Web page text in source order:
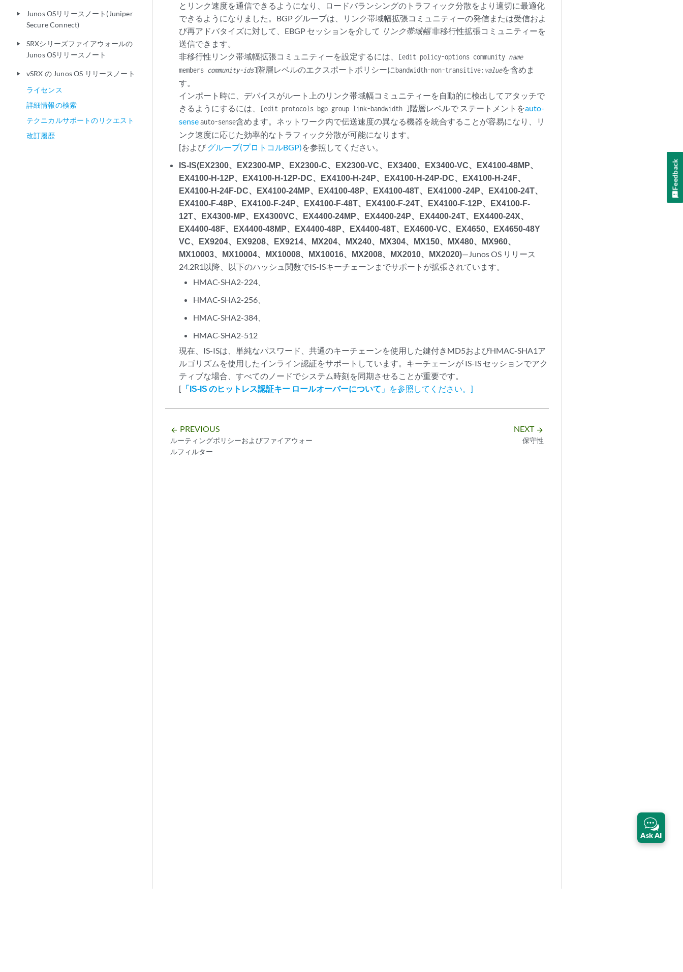
play_arrow
Junos OSリリースノート(Juniper
Secure Connect)
play_arrow
SRXシリーズファイアウォールの
Junos OSリリースノート
play_arrow
vSRX の Junos OS リリースノート
ライセンス
詳細情報の検索
テクニカルサポートのリクエスト
改訂履歴
とリンク速度を通信できるようになり、ロードバランシングのトラフィック分散をより適切に最適化
できるようになりました。BGP グループは、リンク帯域幅拡張コミュニティーの発信または受信およ
び再アドバタイズに対して、EBGP セッションを介して リンク帯域幅非移行性拡張コミュニティーを
送信できます。
非移行性リンク帯域幅拡張コミュニティーを設定するには、 [edit policy-options community name
members community-ids]階層レベルのエクスポートポリシーにbandwidth-non-transitive: valueを含めま
す。
インポート時に、デバイスがルート上のリンク帯域幅コミュニティーを自動的に検出してアタッチで
きるようにするには、 [edit protocols bgp group link-bandwidth ]階層レベルで ステートメントをauto-
sense auto-sense含めます。ネットワーク内で伝送速度の異なる機器を統合することが容易になり、リ
ンク速度に応じた効率的なトラフィック分散が可能になります。
[および グループ(プロトコルBGP)を参照してください。
IS-IS(EX2300、EX2300-MP、EX2300-C、EX2300-VC、EX3400、EX3400-VC、EX4100-48MP、
EX4100-H-12P、EX4100-H-12P-DC、EX4100-H-24P、EX4100-H-24P-DC、EX4100-H-24F、
EX4100-H-24F-DC、EX4100-24MP、EX4100-48P、EX4100-48T、EX41000 -24P、EX4100-24T、
EX4100-F-48P、EX4100-F-24P、EX4100-F-48T、EX4100-F-24T、EX4100-F-12P、EX4100-F-
12T、EX4300-MP、EX4300VC、EX4400-24MP、EX4400-24P、EX4400-24T、EX4400-24X、
EX4400-48F、EX4400-48MP、EX4400-48P、EX4400-48T、EX4600-VC、EX4650、EX4650-48Y
VC、EX9204、EX9208、EX9214、MX204、MX240、MX304、MX150、MX480、MX960、
MX10003、MX10004、MX10008、MX10016、MX2008、MX2010、MX2020)—Junos OS リリース
24.2R1以降、以下のハッシュ関数でIS-ISキーチェーンまでサポートが拡張されています。
HMAC-SHA2-224、
HMAC-SHA2-256、
HMAC-SHA2-384、
HMAC-SHA2-512
現在、IS-ISは、単純なパスワード、共通のキーチェーンを使用した鍵付きMD5およびHMAC-SHA1ア
ルゴリズムを使用したインライン認証をサポートしています。キーチェーンが IS-IS セッションでアク
ティブな場合、すべてのノードでシステム時刻を同期させることが重要です。
[ 「IS-IS のヒットレス認証キー ロールオーバーについて 」を参照してください。]
arrow_backward PREVIOUS
ルーティングポリシーおよびファイアウォー
ルフィルター
NEXT arrow_forward
保守性
Ask AI
Feedback